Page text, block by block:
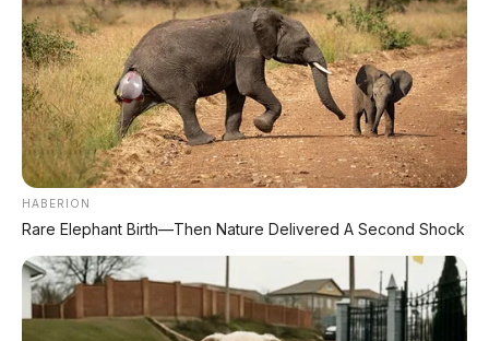
📰 Baca Juga:
⚡ Ferrari Luce Debut: EV 1.035 HP Desain
Jony Ive
Paddle shift unik, kontroversial, harga Rp9,5
miliar
⚡ BYD Menang Bukan Karena Lebih
Hebat
Pakai cheat code subsidi Rp60 triliun dari
China
HABERION
Rare Elephant Birth—Then Nature Delivered A Second Shock